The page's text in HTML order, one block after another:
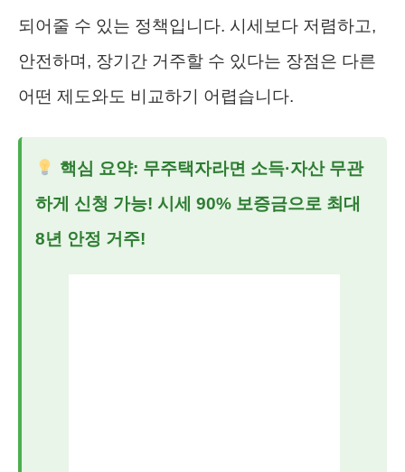
되어줄 수 있는 정책입니다. 시세보다 저렴하고,
안전하며, 장기간 거주할 수 있다는 장점은 다른
어떤 제도와도 비교하기 어렵습니다.
핵심 요약: 무주택자라면 소득·자산 무관
하게 신청 가능! 시세 90% 보증금으로 최대
8년 안정 거주!